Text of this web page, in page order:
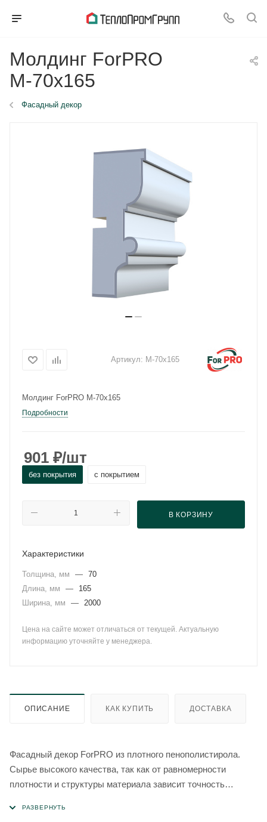
Молдинг ForPRO
М-70x165
Фасадный декор
Артикул: М-70x165
Молдинг ForPRO М-70x165
Подробности
901 ₽/шт
без покрытия с покрытием
В КОРЗИНУ
Характеристики
Толщина, мм — 70
Длина, мм
—
165
Ширина, мм
— 2000
Цена на сайте может отличаться от текущей. Актуальную
информацию уточняйте у менеджера.
ОПИСАНИЕ КАК КУПИТЬ ДОСТАВКА
Фасадный декор ForPRO из плотного пенополистирола.
Сырье высокого качества, так как от равномерности
плотности и структуры материала зависит точность